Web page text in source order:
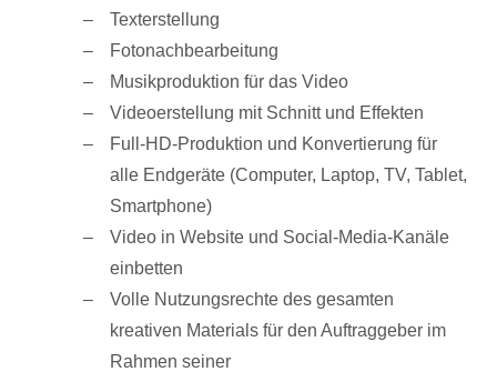
Texterstellung
Fotonachbearbeitung
Musikproduktion für das Video
Videoerstellung mit Schnitt und Effekten
Full-HD-Produktion und Konvertierung für
alle Endgeräte (Computer, Laptop, TV, Tablet,
Smartphone)
Video in Website und Social-Media-Kanäle
einbetten
Volle Nutzungsrechte des gesamten
kreativen Materials für den Auftraggeber im
Rahmen seiner